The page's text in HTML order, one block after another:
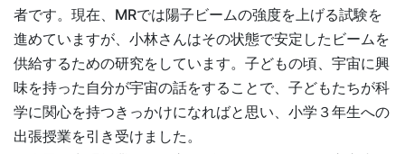
者です。現在、MRでは陽子ビームの強度を上げる試験を
進めていますが、小林さんはその状態で安定したビームを
供給するための研究をしています。子どもの頃、宇宙に興
味を持った自分が宇宙の話をすることで、子どもたちが科
学に関心を持つきっかけになればと思い、小学３年生への
出張授業を引き受けました。